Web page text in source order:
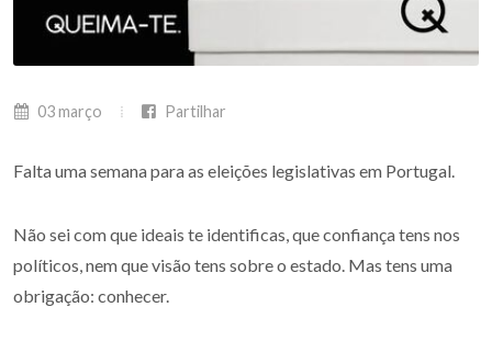
03 março Partilhar
Falta uma semana para as eleições legislativas em Portugal.
Não sei com que ideais te identificas, que confiança tens nos
políticos, nem que visão tens sobre o estado. Mas tens uma
obrigação: conhecer.